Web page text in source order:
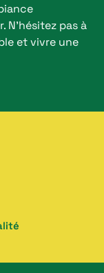
pas à
et vivre une